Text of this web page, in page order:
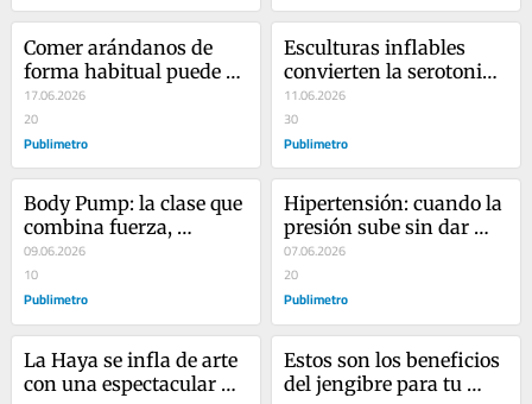
Comer arándanos de
forma habitual puede
mejorar tu salud
17.06.2026
20
Publimetro
Esculturas inflables
convierten la serotonina
en una experiencia
artística inmersiva
11.06.2026
30
Publimetro
Body Pump: la clase que
combina fuerza,
resistencia y energía en
una sola sesión
09.06.2026
10
Publimetro
Hipertensión: cuando la
presión sube sin dar
señales
07.06.2026
20
Publimetro
La Haya se infla de arte
con una espectacular
Estos son los beneficios
del jengibre para tu